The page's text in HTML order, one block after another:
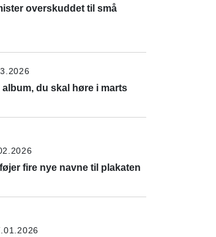
overskuddet til små
album, du skal høre i marts
fire nye navne til plakaten